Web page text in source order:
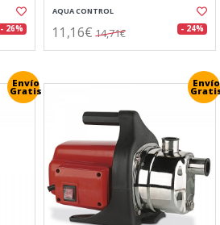
- 26%
AQUA CONTROL
11,16€ 14,71€ - 24%
Envío
Gratis
Envío